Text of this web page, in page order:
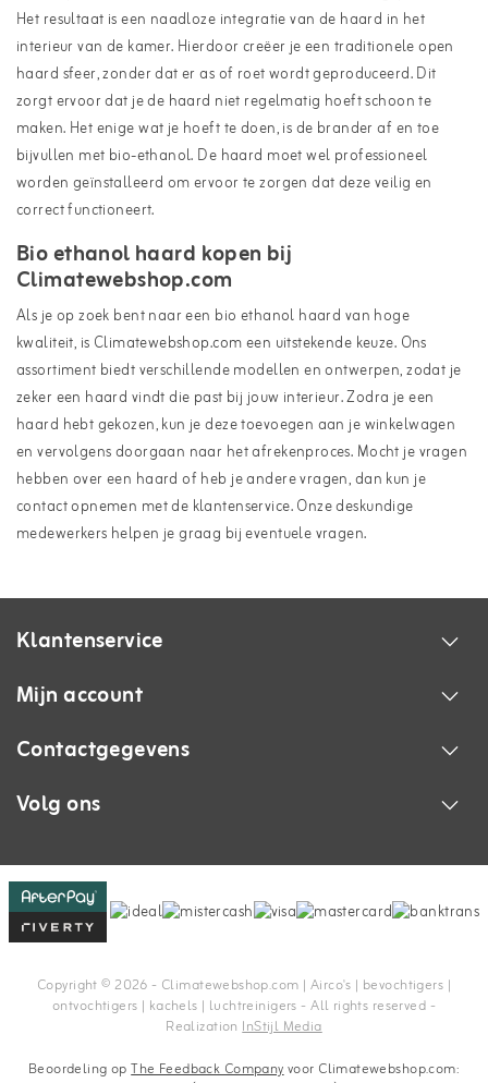
Het resultaat is een naadloze integratie van de haard in het
interieur van de kamer. Hierdoor creëer je een traditionele open
haard sfeer, zonder dat er as of roet wordt geproduceerd. Dit
zorgt ervoor dat je de haard niet regelmatig hoeft schoon te
maken. Het enige wat je hoeft te doen, is de brander af en toe
bijvullen met bio-ethanol. De haard moet wel professioneel
worden geïnstalleerd om ervoor te zorgen dat deze veilig en
correct functioneert.
Bio ethanol haard kopen bij
Climatewebshop.com
Als je op zoek bent naar een bio ethanol haard van hoge
kwaliteit, is Climatewebshop.com een uitstekende keuze. Ons
assortiment biedt verschillende modellen en ontwerpen, zodat je
zeker een haard vindt die past bij jouw interieur. Zodra je een
haard hebt gekozen, kun je deze toevoegen aan je winkelwagen
en vervolgens doorgaan naar het afrekenproces. Mocht je vragen
hebben over een haard of heb je andere vragen, dan kun je
contact opnemen met de klantenservice. Onze deskundige
medewerkers helpen je graag bij eventuele vragen.
Klantenservice
Mijn account
Contactgegevens
Volg ons
Copyright © 2026 - Climatewebshop.com | Airco's | bevochtigers |
ontvochtigers | kachels | luchtreinigers - All rights reserved -
RealizationInStijl Media
Beoordeling opThe Feedback Companyvoor Climatewebshop.com: